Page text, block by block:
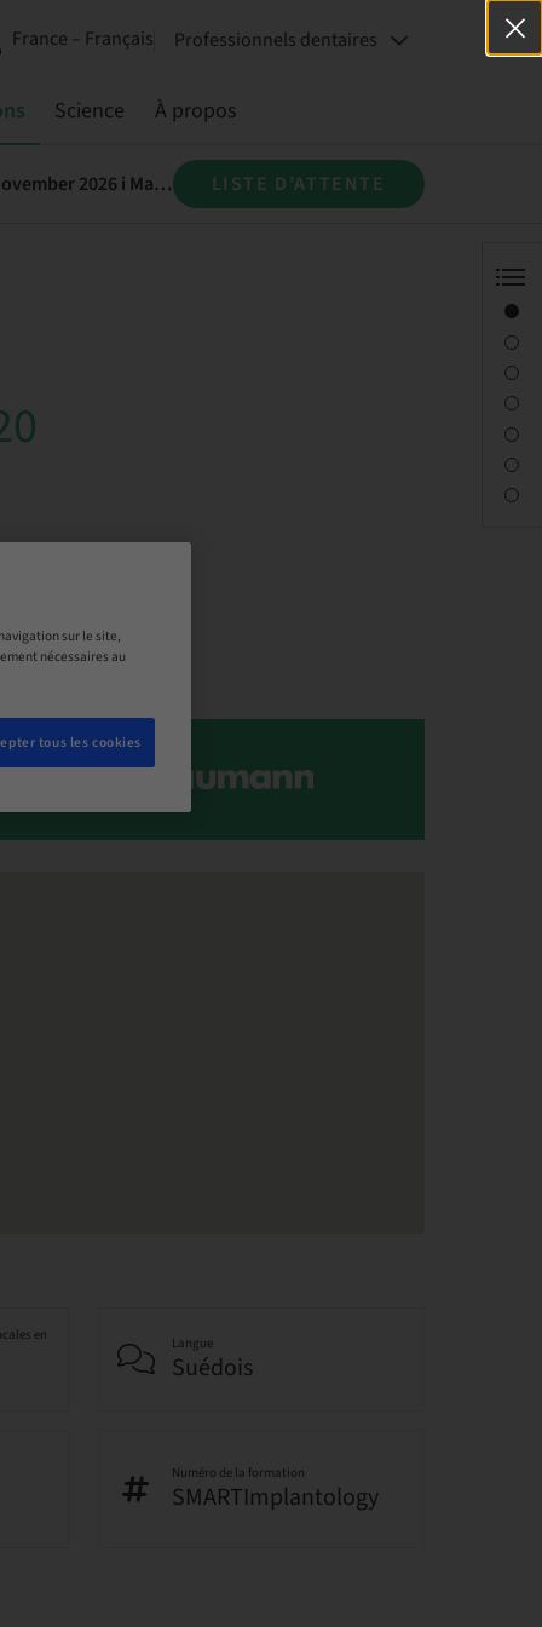
France – Français Professionnels dentaires
Science À propos
Straumann® SMART - Grundkurs i implantatkirurgi för tandläkare 19 - 20 november 2026 i Malmö LISTE D’ATTENTE
en
Langue
Suédois
Numéro de la formation
SMARTImplantology
sur le site,
nécessaires au
tous les cookies